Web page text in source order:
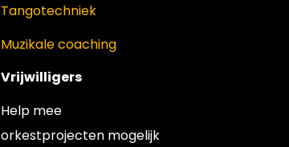
Tangotechniek
Muzikale coaching
Vrijwilligers
Help mee
orkestprojecten mogelijk